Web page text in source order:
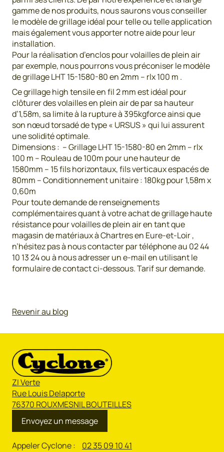
gamme de nos produits, nous saurons vous conseiller
le modèle de grillage idéal pour telle ou telle application
mais également vous apporter notre aide pour leur
installation.
Pour la réalisation d’enclos pour volailles de plein air
par exemple, nous pourrons vous préconiser le modèle
de grillage LHT 15-1580-80 en 2mm – rlx 100 m .
Ce grillage high tensile en fil 2 mm est idéal pour
clôturer des volailles en plein air de par sa hauteur
d’1,58m, sa limite à la rupture à 395kgforce ainsi que
son nœud torsadé de type « URSUS » qui lui assurent
une solidité optimale.
Dimensions : – Grillage LHT 15-1580-80 en 2mm – rlx
100 m – Rouleau de 100m pour une hauteur de
1580mm – 15 fils horizontaux, fils verticaux espacés de
80mm – Conditionnement unitaire : 180kg pour 1,58m x
0,60m
Pour toute demande de renseignements
complémentaires quant à votre achat de grillage haute
résistance pour volailles de plein air en tant que
magasin de matériaux à Chartres en Eure-et-Loir ,
n’hésitez pas à nous contacter par téléphone au 02 44
10 13 24 ou à nous adresser un e-mail en utilisant le
formulaire de contact ci-dessous. Tarif sur demande.
Revenir au blog
ZI Verte
Rue Louis Delaporte
76370 ROUXMESNIL BOUTEILLES
Envoyez un message
Appeler Cyclone : 02 35 09 10 41